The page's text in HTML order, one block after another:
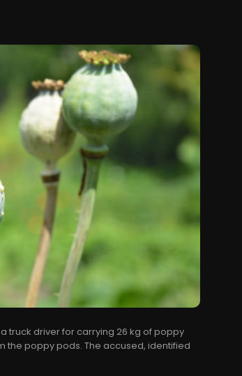
truck driver for carrying 26 kg of poppy
the poppy pods. The accused, identified